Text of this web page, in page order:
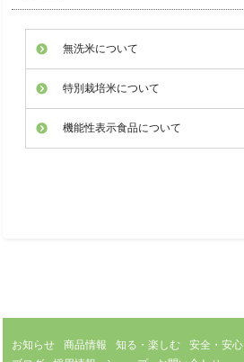
無洗米について
特別栽培米について
機能性表示食品について
お知らせ 商品情報 知る・楽しむ 安全・安心